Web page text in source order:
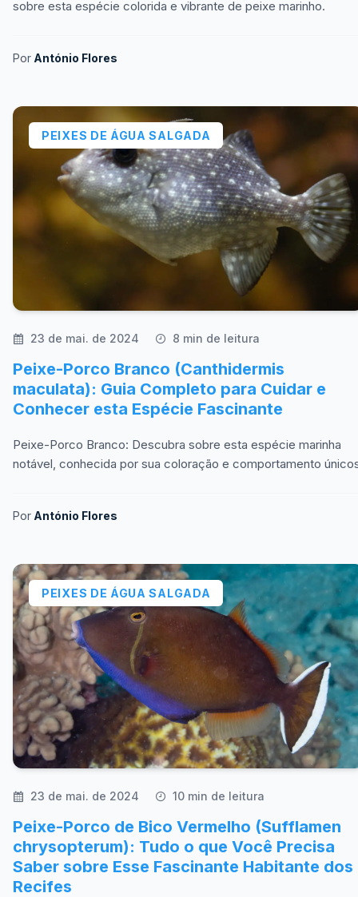
sobre esta espécie colorida e vibrante de peixe marinho.
Por António Flores
PEIXES DE ÁGUA SALGADA
23 de mai. de 2024 8 min de leitura
Peixe-Porco Branco (Canthidermis
maculata): Guia Completo para Cuidar e
Conhecer esta Espécie Fascinante
Peixe-Porco Branco: Descubra sobre esta espécie marinha
notável, conhecida por sua coloração e comportamento
Por António Flores
PEIXES DE ÁGUA SALGADA
23 de mai. de 2024 10 min de leitura
Peixe-Porco de Bico Vermelho (Sufflamen
chrysopterum): Tudo o que Você Precisa
Saber sobre Esse Fascinante Habitante dos
Recifes